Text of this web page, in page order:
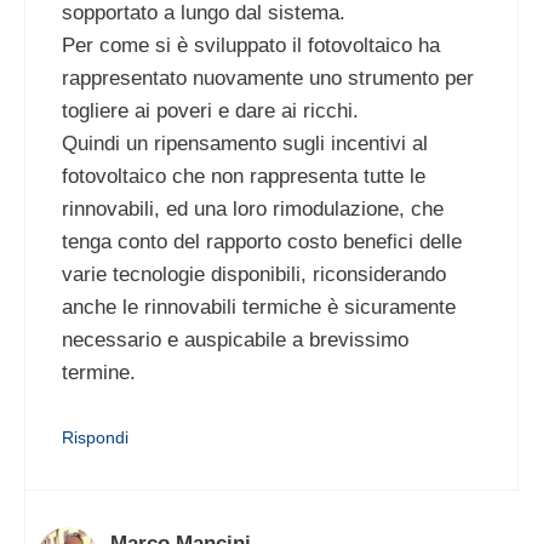
sopportato a lungo dal sistema.
Per come si è sviluppato il fotovoltaico ha
rappresentato nuovamente uno strumento per
togliere ai poveri e dare ai ricchi.
Quindi un ripensamento sugli incentivi al
fotovoltaico che non rappresenta tutte le
rinnovabili, ed una loro rimodulazione, che
tenga conto del rapporto costo benefici delle
varie tecnologie disponibili, riconsiderando
anche le rinnovabili termiche è sicuramente
necessario e auspicabile a brevissimo
termine.
Rispondi